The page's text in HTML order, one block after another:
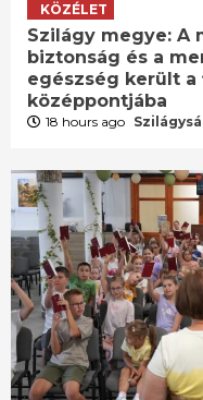
KÖZÉLET
Szilágy megye: A
biztonság és a
egészség került
középpontjába
18 hours ago